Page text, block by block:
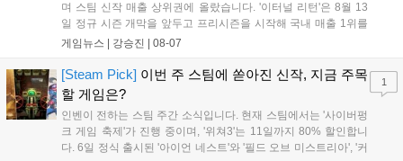
며 스팀 신작 매출 상위권에 올랐습니다. '이터널 리턴'은 8월 13
일 정규 시즌 개막을 앞두고 프리시즌을 시작해 국내 매출 1위를
기록했습니다. 25주년을 맞은 '고스트 리콘' 시리즈는 8월 6일 쇼
'마블 투혼: 파이팅 소울즈'와 레트로 수리 시뮬레이션 '리스토
리'도 스팀에 정식 출시되었습니다....
게임뉴스 | 강승진 08-07
[Steam Pick] 이번 주 스팀에 쏟아진 신작, 지금 주목
할 게임은?
인벤이 전하는 스팀 주간 소식입니다. 현재 스팀에서는 '사이버펑
크 게임 축제'가 진행 중이며, '위쳐3'는 11일까지 80% 할인합니
다. 6일 정식 출시된 '아이언 네스트'와 '필드 오브 미스트리아', '커
1